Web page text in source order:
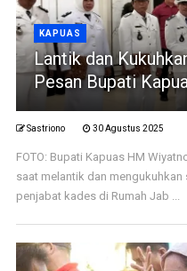
KAPUAS
Lantik dan
Pesan Bupati
Sastriono 30 Agustus 2025
FOTO: Bupati Kapuas HM
saat melantik dan mengukuhkan
penjabat kades di Rumah Jab ...